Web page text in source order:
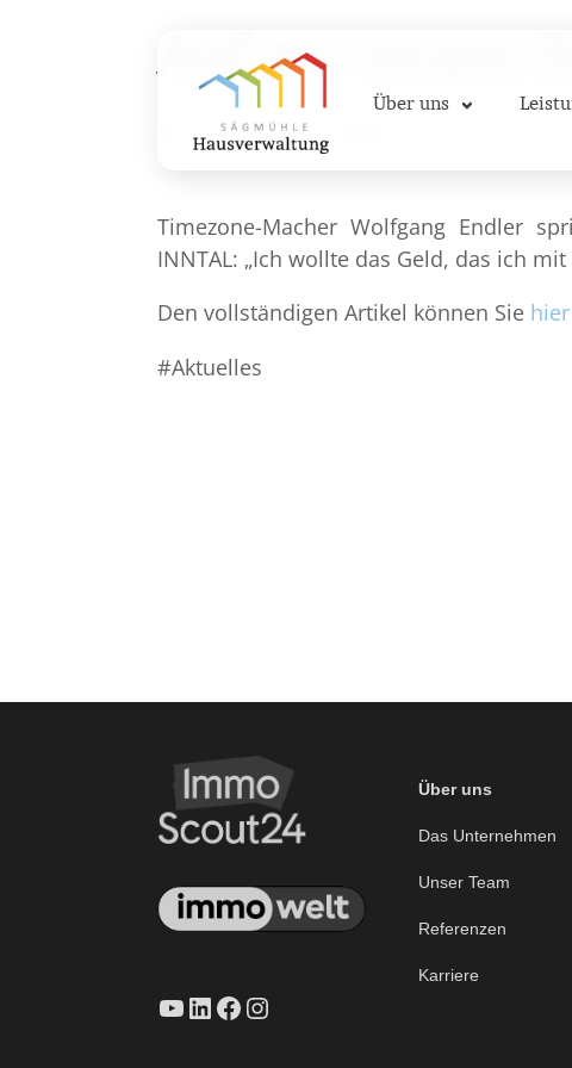
Über uns
Auf zur neuen
6. Juli 2017 · 1 Min. Lesezeit
Timezone-Macher Wolfgang Endler
INNTAL: „Ich wollte das Geld, das ich
Den vollständigen Artikel können Sie hier
Aktuelles
YouTube
LinkedIn
Facebook
Instagram
Über uns
Das Unternehmen
Unser Team
Referenzen
Karriere